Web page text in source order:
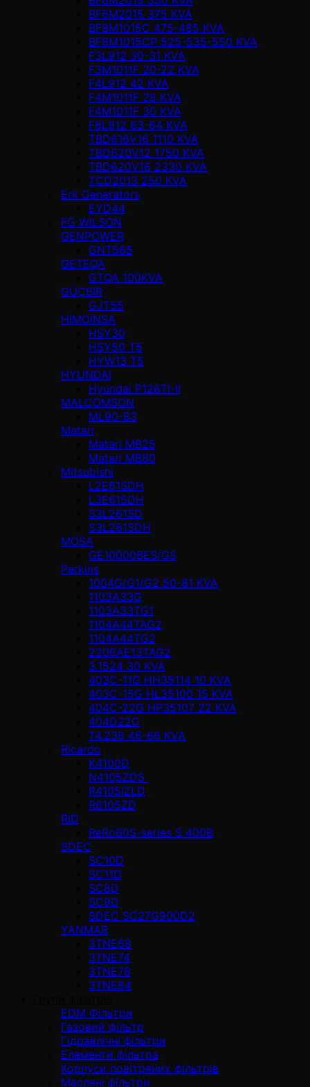
BF6M2015 375 KVA
BF8M1015C 475-485 KVA
BF8M1015CP 525-535-550 KVA
F3L912 30-31 KVA
F3M1011F 20-22 KVA
F4L912 42 KVA
F4M1011F 28 KVA
F4M1011F 30 KVA
F6L912 63-64 KVA
TBD616V16 1110 KVA
TBD620V12 1750 KVA
TBD620V16 2330 KVA
TCD2013 250 KVA
Erk Generators
EYD44
FG WILSON
GENPOWER
GNT565
GETEQA
GTQA 100KVA
GÜÇBİR
GJT55
HIMOINSA
HSY30
HSY50 T5
HYW13 T5
HYUNDAI
Hyundai P126TI-II
MALCOMSON
ML90-B3
Matari
Matari MB25
Matari MB80
Mitsubishi
L2E61SDH
L3E61SDH
S3L261SD
S3L261SDH
MOSA
GE10000BES/GS
Perkins
1004G/G1/G2 50-81 KVA
1103A33G
1103A33TG1
1104A44TAG2
1104A44TG2
2206AE13TAG2
3.1524 30 KVA
403C-11G HH35114 10 KVA
403C-15G HL35100 15 KVA
404C-22G HP35107 22 KVA
404D22G
T4.236 46-66 KVA
Ricardo
K4100D
N4105ZDS
R4105IZLD
R6105ZD
RID
ReRo60S-series S 400В
SDEC
SC10D
SC11D
SC8D
SC9D
SDEC SC27G900D2
YANMAR
3TNE68
3TNE74
3TNE78
3TNE84
EDM Фільтри
Газовий фільтр
Гідравлічні фільтри
Елементи фільтра
Корпуси повітряних фільтрів
Масляні фільтри